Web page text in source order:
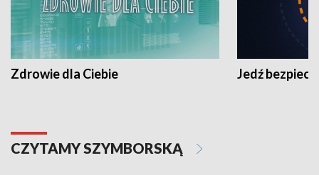
Zdrowie dla Ciebie Jedź
CZYTAMY SZYMBORSKĄ